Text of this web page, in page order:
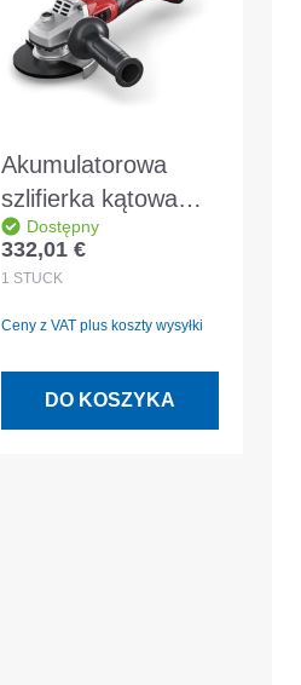
Akumulatorowa
szlifierka kątowa
FLEX 18 V 125 mm
LBE 125 18.0-EC C
ładowarki
Dostępny
Cena regularna:
332,01 €
1 STÜCK
Ceny z VAT plus koszty wysyłki
DO KOSZYKA